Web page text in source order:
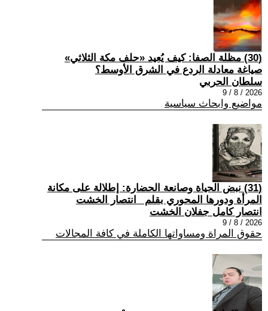
(30) مظلة الصفا: كيف يُعيد «حلف مكة الثلاثي»
صياغة معادلة الردع في الشرق الأوسط؟
سلطان الحربي
2026 / 8 / 9
مواضيع وابحاث سياسية
(31) نبض الحياة وصانعة الحضارة: إطلالة على مكانة
المرأة ودورها المحوري بقلم _انتصار الخشت
انتصار كامل جفلان الخشت
2026 / 8 / 9
حقوق المراة ومساواتها الكاملة في كافة المجالات